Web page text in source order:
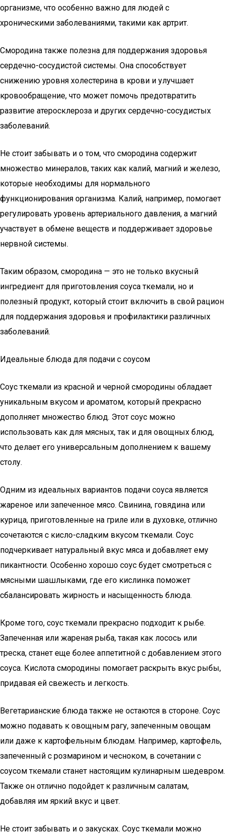
организме, что особенно важно для людей с
хроническими заболеваниями, такими как артрит.
Смородина также полезна для поддержания здоровья
сердечно-сосудистой системы. Она способствует
снижению уровня холестерина в крови и улучшает
кровообращение, что может помочь предотвратить
развитие атеросклероза и других сердечно-сосудистых
заболеваний.
Не стоит забывать и о том, что смородина содержит
множество минералов, таких как калий, магний и железо,
которые необходимы для нормального
функционирования организма. Калий, например, помогает
регулировать уровень артериального давления, а магний
участвует в обмене веществ и поддерживает здоровье
нервной системы.
Таким образом, смородина — это не только вкусный
ингредиент для приготовления соуса ткемали, но и
полезный продукт, который стоит включить в свой рацион
для поддержания здоровья и профилактики различных
заболеваний.
Идеальные блюда для подачи с соусом
Соус ткемали из красной и черной смородины обладает
уникальным вкусом и ароматом, который прекрасно
дополняет множество блюд. Этот соус можно
использовать как для мясных, так и для овощных блюд,
что делает его универсальным дополнением к вашему
столу.
Одним из идеальных вариантов подачи соуса является
жареное или запеченное мясо. Свинина, говядина или
курица, приготовленные на гриле или в духовке, отлично
сочетаются с кисло-сладким вкусом ткемали. Соус
подчеркивает натуральный вкус мяса и добавляет ему
пикантности. Особенно хорошо соус будет смотреться с
мясными шашлыками, где его кислинка поможет
сбалансировать жирность и насыщенность блюда.
Кроме того, соус ткемали прекрасно подходит к рыбе.
Запеченная или жареная рыба, такая как лосось или
треска, станет еще более аппетитной с добавлением этого
соуса. Кислота смородины помогает раскрыть вкус рыбы,
придавая ей свежесть и легкость.
Вегетарианские блюда также не остаются в стороне. Соус
можно подавать к овощным рагу, запеченным овощам
или даже к картофельным блюдам. Например, картофель,
запеченный с розмарином и чесноком, в сочетании с
соусом ткемали станет настоящим кулинарным шедевром.
Также он отлично подойдет к различным салатам,
добавляя им яркий вкус и цвет.
Не стоит забывать и о закусках. Соус ткемали можно